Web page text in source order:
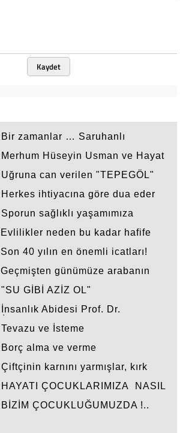
Kaydet
Bir zamanlar … Saruhanlı
Merhum Hüseyin Usman ve Hayat
Uğruna can verilen "TEPEGÖL"
Herkes ihtiyacına göre dua eder
Sporun sağlıklı yaşamımıza
Evlilikler neden bu kadar hafife
Son 40 yılın en önemli icatları!
Geçmişten günümüze arabanın
"SU GİBİ AZİZ OL"
İnsanlık Abidesi Prof. Dr.
Tevazu ve İsteme
Borç alma ve verme
Çiftçinin karnını yarmışlar, kırk
HAYATI ÇOCUKLARIMIZA NASIL
BİZİM ÇOCUKLUĞUMUZDA !..